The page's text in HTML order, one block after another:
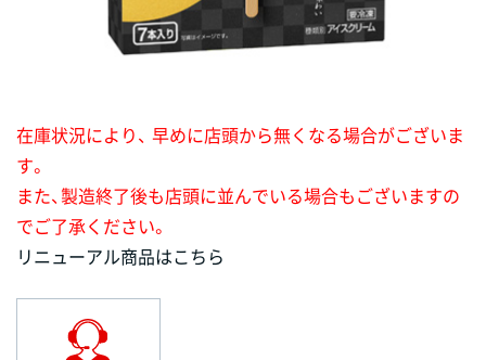
在庫状況により、 早めに店頭から無くなる場合がございま
す。
また、製造終了後も店頭に並んでいる場合もございますの
でご了承ください。
リニューアル商品はこちら